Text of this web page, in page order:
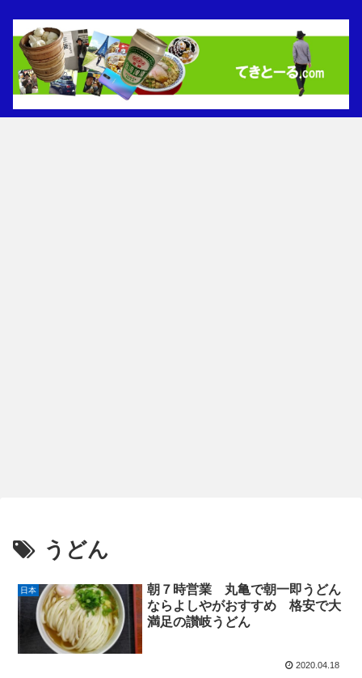
うどん
日本
朝７時営業 丸亀で朝一即うどん
ならよしやがおすすめ 格安で大
満足の讃岐うどん
2020.04.18